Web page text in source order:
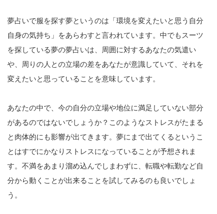
夢占いで服を探す夢というのは「環境を変えたいと思う自分
自身の気持ち」をあらわすと言われています。中でもスーツ
を探している夢の夢占いは、周囲に対するあなたの気遣い
や、周りの人との立場の差をあなたが意識していて、それを
変えたいと思っていることを意味しています。
あなたの中で、今の自分の立場や地位に満足していない部分
があるのではないでしょうか？このようなストレスがたまる
と肉体的にも影響が出てきます。夢にまで出てくるというこ
とはすでにかなりストレスになっていることが予想されま
す。不満をあまり溜め込んでしまわずに、転職や転勤など自
分から動くことが出来ることを試してみるのも良いでしょ
う。